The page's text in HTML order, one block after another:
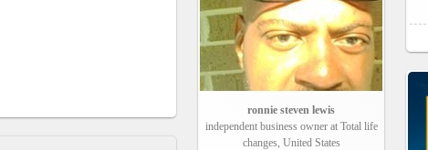
ronnie steven lewis
independent business owner at Total life
changes, United States